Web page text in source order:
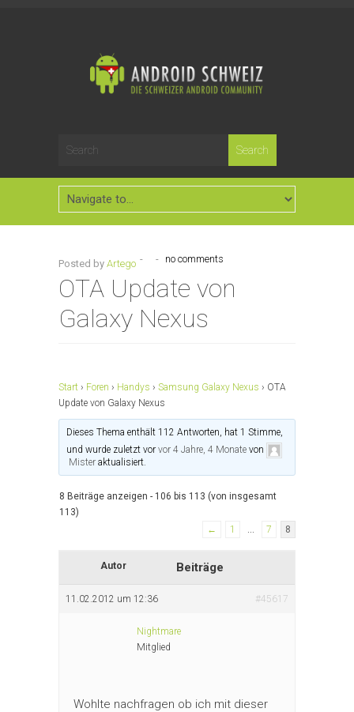
Posted by Artego - - no comments
OTA Update von
Galaxy Nexus
Start › Foren › Handys › Samsung Galaxy Nexus › OTA
Update von Galaxy Nexus
Dieses Thema enthält 112 Antworten, hat 1 Stimme,
und wurde zuletzt vorvor 4 Jahre, 4 Monate von
Mister aktualisiert.
8 Beiträge anzeigen - 106 bis 113 (von insgesamt
113)
←
1 7 8
Autor Beiträge
11.02.2012 um 12:36 #45617
Nightmare
Mitglied
Wohlte nachfragen ob ich mit dieser